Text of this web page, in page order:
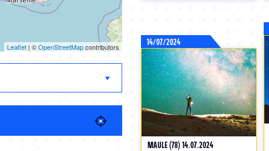
Leaflet | ©OpenStreetMapcontributors 14/07/2024
MAULE (78) 14.07.2024